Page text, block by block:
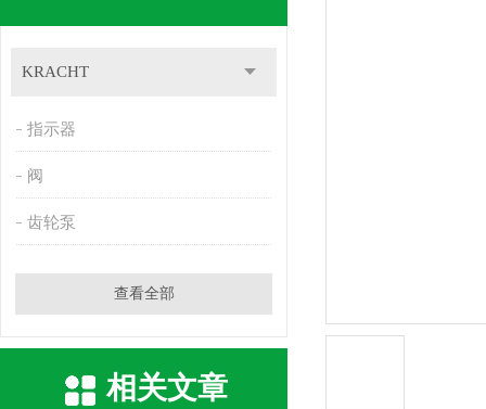
KRACHT
指示器
阀
齿轮泵
查看全部
相关文章